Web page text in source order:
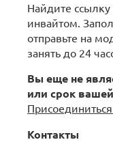
Найдите ссылку
инвайтом.
отправьте на
занять до 24
Вы еще не
или срок
Контакты